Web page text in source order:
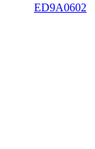
ED9A0602